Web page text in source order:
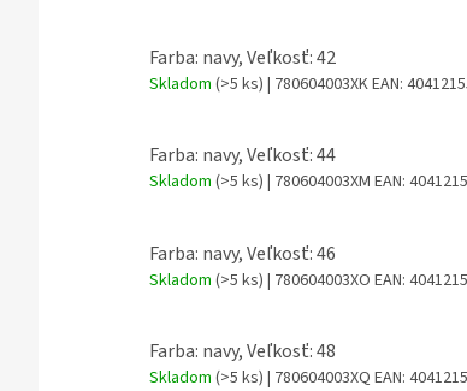
Farba: navy, Veľkosť: 42
Skladom (>5 ks) | 780604003XKEAN:
Farba: navy, Veľkosť: 44
Skladom (>5 ks) | 780604003XM EAN:
Farba: navy, Veľkosť: 46
Skladom (>5 ks) | 780604003XO EAN:
Farba: navy, Veľkosť: 48
Skladom (>5 ks) | 780604003XQ EAN: